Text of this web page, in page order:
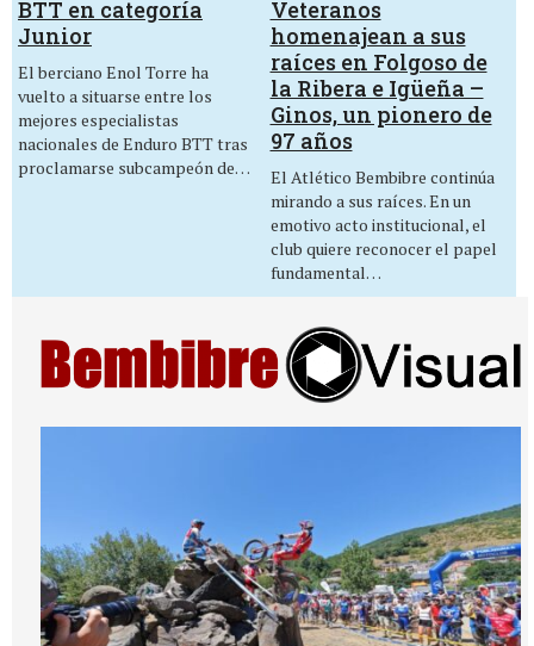
BTT en categoría
Junior
El berciano Enol Torre ha
vuelto a situarse entre los
mejores especialistas
nacionales de Enduro BTT tras
proclamarse subcampeón de…
Veteranos
homenajean a sus
raíces en Folgoso de
la Ribera e Igüeña –
Ginos, un pionero de
97 años
El Atlético Bembibre continúa
mirando a sus raíces. En un
emotivo acto institucional, el
club quiere reconocer el papel
fundamental…